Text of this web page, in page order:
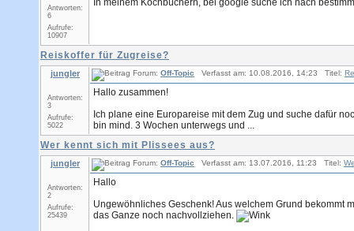
Antworten:
6
Aufrufe:
10907
In meinem Kochbüchern, bei google suche ich nach
Reiskoffer für Zugreise?
jungler
Antworten:
3
Aufrufe:
5022
Forum: Off-Topic Verfasst am: 10.08.2016, 14:23 Titel:
Hallo zusammen!
Ich plane eine Europareise mit dem Zug und suche dafür
bin mind. 3 Wochen unterwegs und ...
Wer kennt sich mit Plissees aus?
jungler
Antworten:
2
Aufrufe:
25439
Forum: Off-Topic Verfasst am: 13.07.2016, 11:23 Titel:
Hallo
Ungewöhnliches Geschenk! Aus welchem Grund bekommt
das Ganze noch nachvollziehen.